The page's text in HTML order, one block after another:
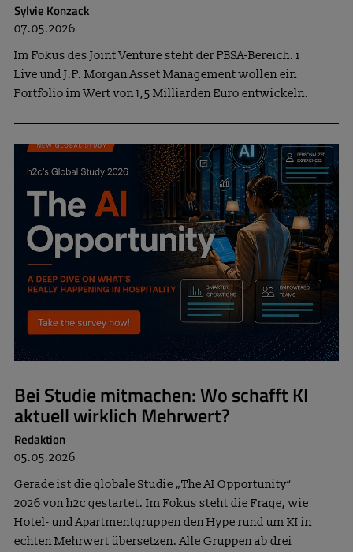
Sylvie Konzack
07.05.2026
Im Fokus des Joint Venture steht der PBSA-Bereich. i
Live und J.P. Morgan Asset Management wollen ein
Portfolio im Wert von 1,5 Milliarden Euro entwickeln.
Bei Studie mitmachen: Wo schafft KI
aktuell wirklich Mehrwert?
Redaktion
05.05.2026
Gerade ist die globale Studie „The AI Opportunity“
2026 von h2c gestartet. Im Fokus steht die Frage, wie
Hotel- und Apartmentgruppen den Hype rund um KI in
echten Mehrwert übersetzen. Alle Gruppen ab drei